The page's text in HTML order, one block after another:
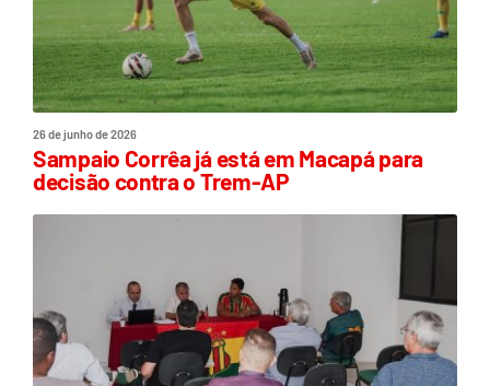
26 de junho de 2026
Sampaio Corrêa já está em Macapá para
decisão contra o Trem-AP